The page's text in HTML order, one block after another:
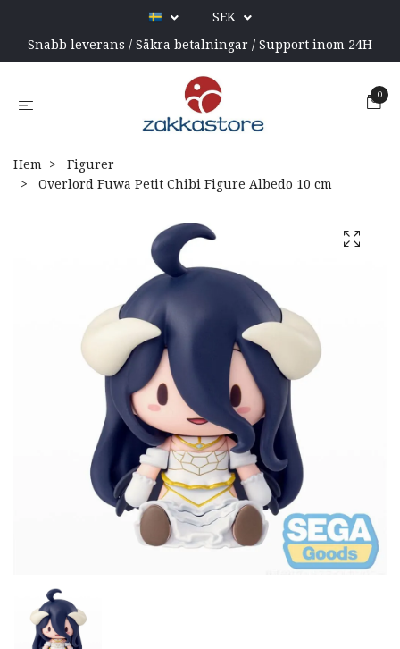
SEK
Snabb leverans / Säkra betalningar / Support inom 24H
0
Hem
Figurer
Overlord Fuwa Petit Chibi Figure Albedo 10 cm